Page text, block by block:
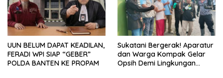
UUN BELUM DAPAT KEADILAN,
FERADI WPI SIAP “GEBER”
POLDA BANTEN KE PROPAM
Sukatani Bergerak! Aparatur
dan Warga Kompak Gelar
Opsih Demi Lingkungan